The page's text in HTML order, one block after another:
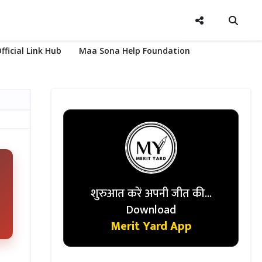
Link Hub Maa Sona Help Foundation
शुरुआत करें अपनी जीत की...
Download
Merit Yard App